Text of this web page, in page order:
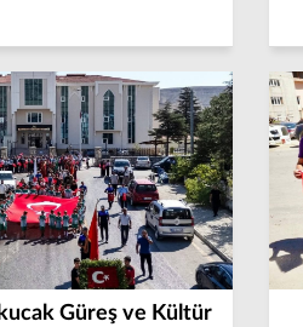
Güreş ve Kültür